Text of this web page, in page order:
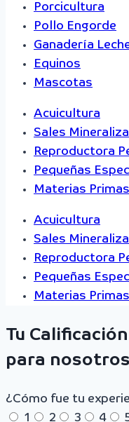
Porcicultura
Pollo Engorde
Ganadería
Equinos
Mascotas
Acuicultura
Sales
Reproductora
Pequeñas
Materias Primas
Acuicultura
Sales
Reproductora
Pequeñas
Materias Primas
Tu
para nosotros
¿Cómo fue tu
1
2 3 4